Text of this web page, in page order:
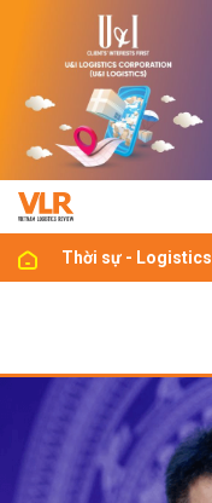
Thời sự - Logistics